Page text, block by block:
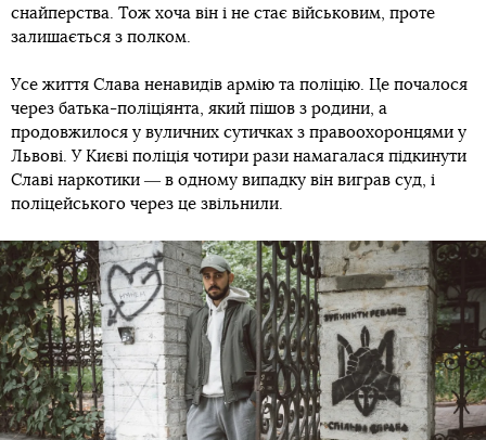
снайперства. Тож хоча він і не стає військовим, проте
залишається з полком.
Усе життя Слава ненавидів армію та поліцію. Це почалося
через батька-поліціянта, який пішов з родини, а
продовжилося у вуличних сутичках з правоохоронцями у
Львові. У Києві поліція чотири рази намагалася підкинути
Славі наркотики ― в одному випадку він виграв суд, і
поліцейського через це звільнили.